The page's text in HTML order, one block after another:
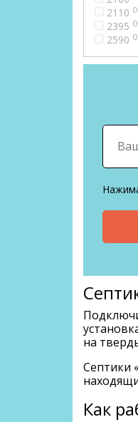
2110 0
2395 0
2590 0
на
Септики
Как